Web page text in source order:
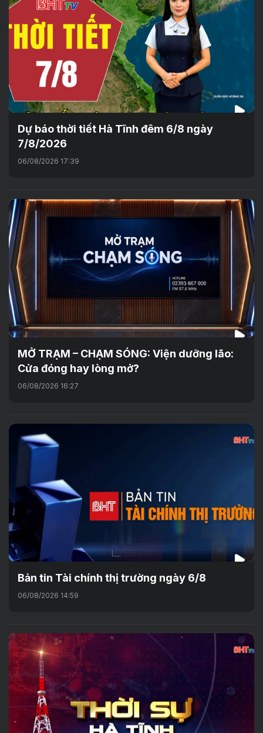
Dự báo thời tiết Hà Tĩnh đêm 6/8 ngày
7/8/2026
06/08/2026 17:39
MỞ TRẠM – CHẠM SÓNG: Viện dưỡng lão:
Cửa đóng hay lòng mở?
06/08/2026 16:27
Bản tin Tài chính thị trường ngày 6/8
06/08/2026 14:59